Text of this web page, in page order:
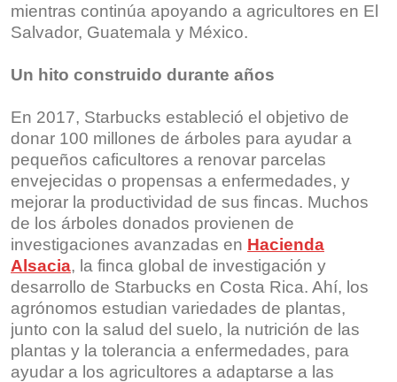
mientras continúa apoyando a agricultores en El
Salvador, Guatemala y México.
Un hito construido durante años
En 2017, Starbucks estableció el objetivo de
donar 100 millones de árboles para ayudar a
pequeños caficultores a renovar parcelas
envejecidas o propensas a enfermedades, y
mejorar la productividad de sus fincas. Muchos
de los árboles donados provienen de
investigaciones avanzadas en Hacienda
Alsacia, la finca global de investigación y
desarrollo de Starbucks en Costa Rica. Ahí, los
agrónomos estudian variedades de plantas,
junto con la salud del suelo, la nutrición de las
plantas y la tolerancia a enfermedades, para
ayudar a los agricultores a adaptarse a las